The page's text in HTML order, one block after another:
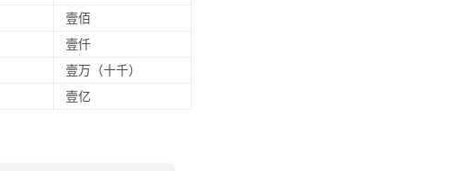
壹佰
壹仟
壹万（十千）
壹亿